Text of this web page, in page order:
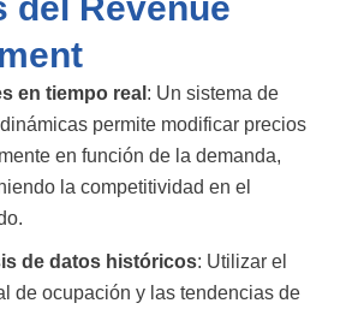
en tiempo real : Un sistema de
permite modificar precios
en función de la demanda,
la competitividad en el
de datos históricos: Utilizar el
de ocupación y las tendencias de